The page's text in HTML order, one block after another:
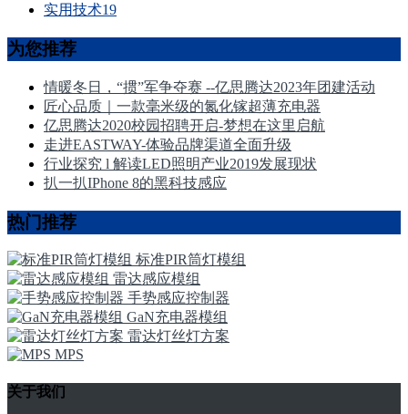
实用技术19
为您推荐
情暖冬日，“掼”军争夺赛 --亿思腾达2023年团建活动
匠心品质｜一款毫米级的氮化镓超薄充电器
亿思腾达2020校园招聘开启-梦想在这里启航
走进EASTWAY-体验品牌渠道全面升级
行业探究 l 解读LED照明产业2019发展现状
扒一扒IPhone 8的黑科技感应
热门推荐
标准PIR筒灯模组
雷达感应模组
手势感应控制器
GaN充电器模组
雷达灯丝灯方案
MPS
关于我们